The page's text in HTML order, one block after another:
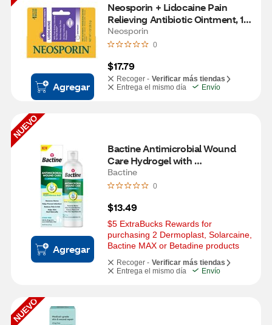
Agregar
Neosporin + Lidocaine Pain
Relieving Antibiotic Ointment, 1
OZ
Neosporin
0
$17.79
Recoger - Verificar más tiendas
Entrega el mismo día
Envío
NUEVO
Agregar
Bactine Antimicrobial Wound
Care Hydrogel with
Hypochlorous Acid, 8 OZ
Bactine
0
$13.49
$5 ExtraBucks Rewards for
purchasing 2 Dermoplast, Solarcaine,
Bactine MAX or Betadine products
Recoger - Verificar más tiendas
Entrega el mismo día
Envío
NUEVO